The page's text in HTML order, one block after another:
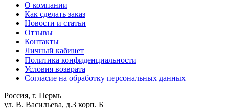
О компании
Как сделать заказ
Новости и статьи
Отзывы
Контакты
Личный кабинет
Политика конфиденциальности
Условия возврата
Согласие на обработку персональных данных
Россия, г. Пермь
ул. В. Васильева, д.3 корп. Б